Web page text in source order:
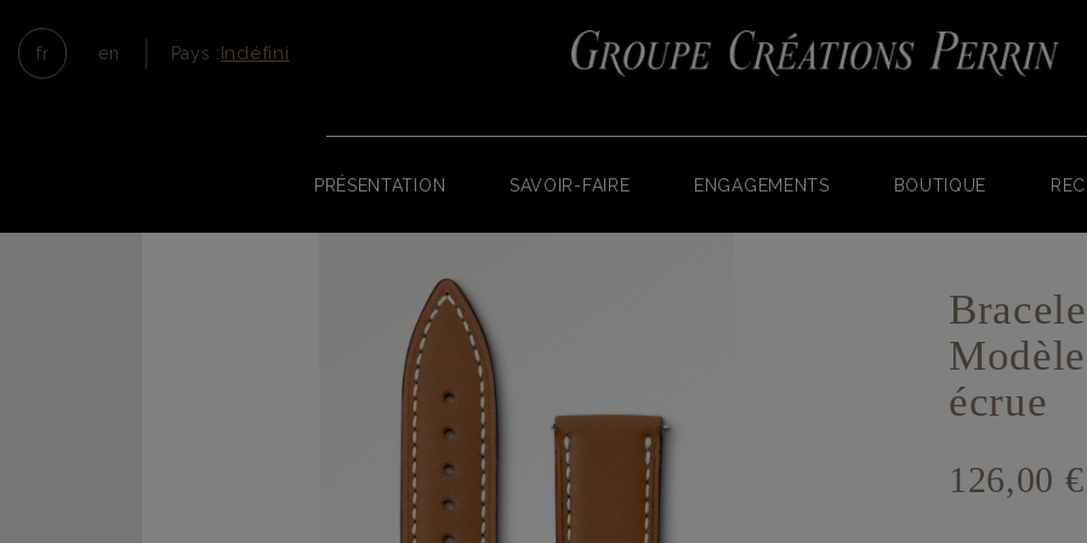
fr en Pays :Indéfini
PRÉSENTATION SAVOIR-FAIRE ENGAGEMENTS BOUTIQUE
écrue
126,00 €